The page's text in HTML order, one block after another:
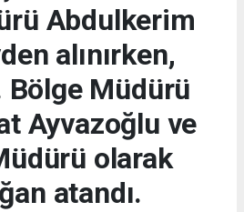
Abdulkerim
alınırken,
Müdürü
Ayvazoğlu ve
olarak
atandı.